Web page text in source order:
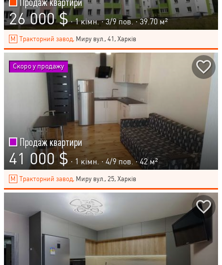
Продаж квартири
26 000 $ · 1 кімн. ·3/9пов. · 39.70 м²
Тракторний завод, Миру вул., 41, Харків
Продаж квартири
41 000 $ · 1 кімн. · 4/9пов. · 42 м²
Тракторний завод, Миру вул., 25, Харків
Скоро у продажу